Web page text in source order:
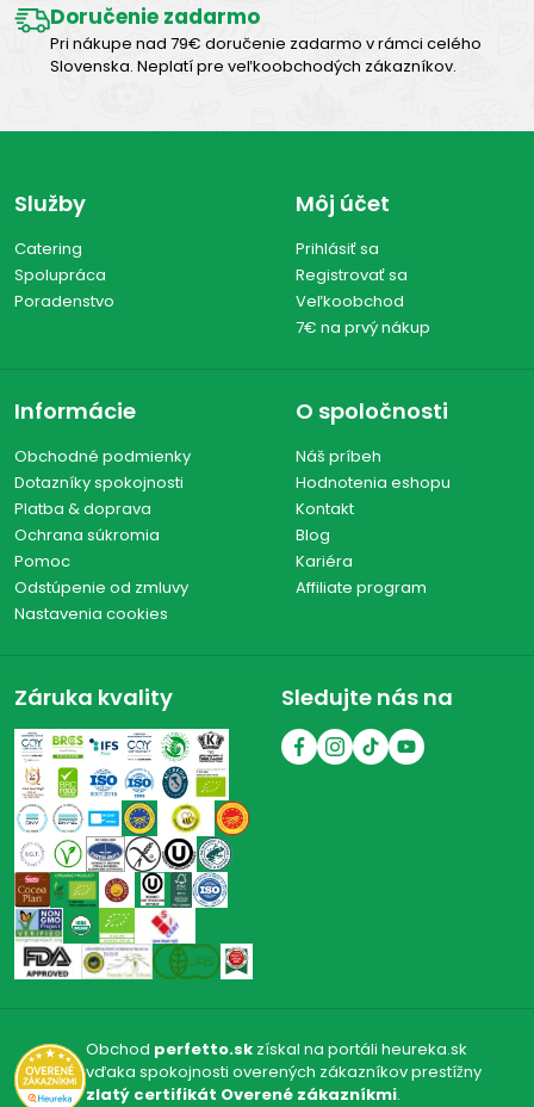
Doručenie zadarmo
Pri nákupe nad 79€ doručenie zadarmo v rámci celého
Slovenska. Neplatí pre veľkoobchodých zákazníkov.
Služby
Catering
Spolupráca
Poradenstvo
Môj účet
Prihlásiť sa
Registrovať sa
Veľkoobchod
7€ na prvý nákup
Informácie
Obchodné podmienky
Dotazníky spokojnosti
Platba & doprava
Ochrana súkromia
Pomoc
Odstúpenie od zmluvy
Nastavenia cookies
O spoločnosti
Náš príbeh
Hodnotenia eshopu
Kontakt
Blog
Kariéra
Affiliate program
Záruka kvality Sledujte nás na
Obchod perfetto.skzískal na portáli heureka.sk
vďaka spokojnosti overených zákazníkov prestížny
zlatý certifikát Overené zákazníkmi.